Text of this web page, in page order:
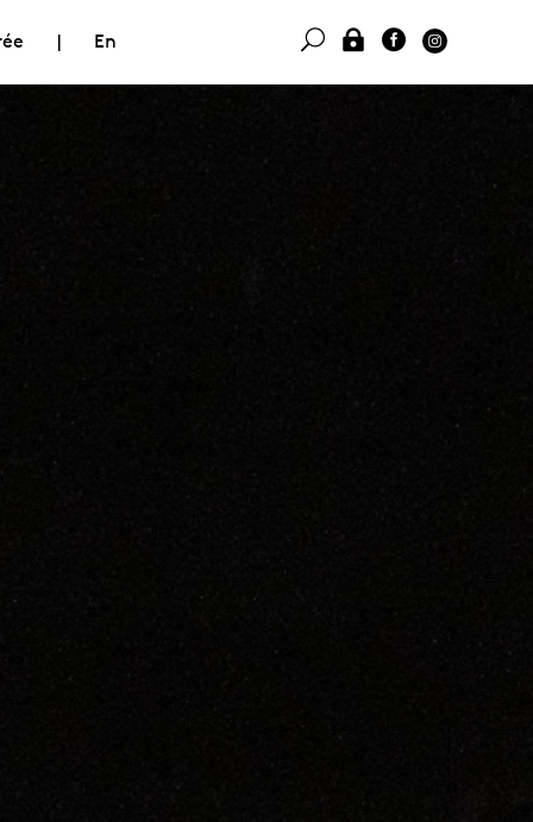
| En